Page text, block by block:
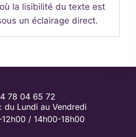
la lisibilité du texte est
un éclairage direct.
78 04 65 72
du Lundi au Vendredi
/ 14h00-18h00